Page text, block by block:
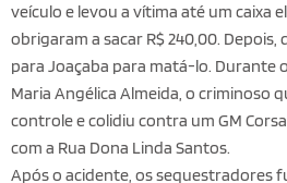
veículo e levou a vítima até um caixa
obrigaram a sacar R$ 240,00.
para Joaçaba para matá-lo. Durante
Maria Angélica Almeida, o criminoso
controle e colidiu contra um GM
com a Rua Dona Linda Santos.
Após o acidente, os sequestradores